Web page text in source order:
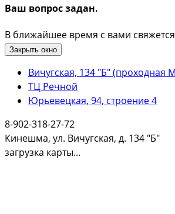
Ваш вопрос задан.
В ближайшее время с вами
Закрыть окно
Вичугская, 134 "Б" (проходная
ТЦ Речной
Юрьевецкая, 94, строение 4
8-902-318-27-72
Кинешма, ул. Вичугская, д. 134 "Б"
загрузка карты...